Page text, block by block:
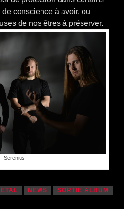
conscience à avoir, ou
de nos êtres à préserver.
Serenius
NEWS SORTIE ALBUM